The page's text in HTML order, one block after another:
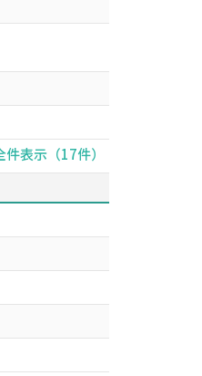
件表示（17件）